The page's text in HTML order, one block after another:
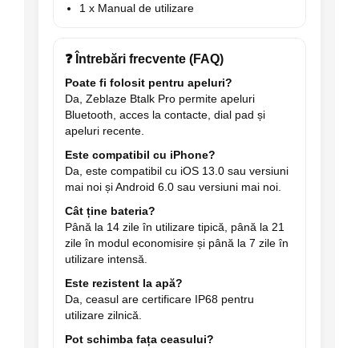
1 x Manual de utilizare
❓ Întrebări frecvente (FAQ)
Poate fi folosit pentru apeluri?
Da, Zeblaze Btalk Pro permite apeluri
Bluetooth, acces la contacte, dial pad și
apeluri recente.
Este compatibil cu iPhone?
Da, este compatibil cu iOS 13.0 sau versiuni
mai noi și Android 6.0 sau versiuni mai noi.
Cât ține bateria?
Până la 14 zile în utilizare tipică, până la 21
zile în modul economisire și până la 7 zile în
utilizare intensă.
Este rezistent la apă?
Da, ceasul are certificare IP68 pentru
utilizare zilnică.
Pot schimba fața ceasului?